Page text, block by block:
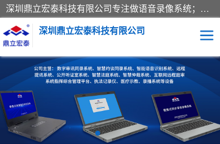
深圳鼎立宏泰科技有限公司专注做语音录像系统；主要服务有：约谈室同步录音录像系统、设计数字询问同步录音录像、数字约谈室同步录音录像、公开听证室、智慧庭审、智能语音识别转写、远程提讯（提审）、记录仪、远程指挥综合管理平台、录播系统等
深圳鼎立宏泰科技有限公司
同步录音录像设备 便携式审讯设备
数字法庭 听证室
远程提讯 语音识别